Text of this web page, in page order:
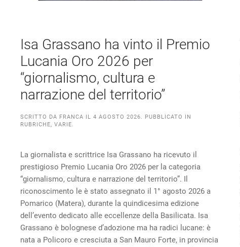
Isa Grassano ha vinto il Premio
Lucania Oro 2026 per
“giornalismo, cultura e
narrazione del territorio”
SCRITTO DA FRANCA IL 4 AGOSTO 2026. PUBBLICATO IN
RUBRICHE, VARIE.
La giornalista e scrittrice Isa Grassano ha ricevuto il
prestigioso Premio Lucania Oro 2026 per la categoria
“giornalismo, cultura e narrazione del territorio”. Il
riconoscimento le è stato assegnato il 1° agosto 2026 a
Pomarico (Matera), durante la quindicesima edizione
dell’evento dedicato alle eccellenze della Basilicata. Isa
Grassano è bolognese d’adozione ma ha radici lucane: è
nata a Policoro e cresciuta a San Mauro Forte, in provincia